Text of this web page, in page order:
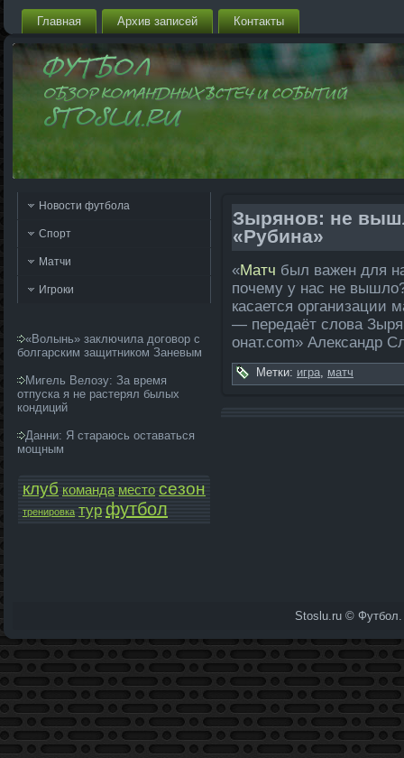
Главная Архив запи­сей Контакты
Новости футбола
Спорт
Матчи
Игроки
«Волынь» заключила договор с
болгарским защитником Заневым
Мигель Велозу: За время
отпуска я не растерял былых
кондиций
Данни: Я стараюсь оставаться
мощным
клуб команда­ место сезон
тренировка тур футбол
Зырянов: не
«Рубина»
«Матч был важен для
почему у нас не
касается организации
— переда­ёт слова
онат.com» Але­ксандр
Метки: игра, матч
Stoslu.ru © Футбол.